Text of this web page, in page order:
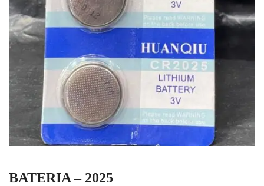
BATERIA – 2025